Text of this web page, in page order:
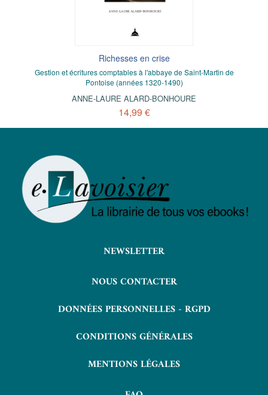
Richesses en crise
Gestion et écritures comptables à l'abbaye de Saint-Martin de
Pontoise (années 1320-1490)
ANNE-LAURE ALARD-BONHOURE
14,99 €
NEWSLETTER
NOUS CONTACTER
DONNÉES PERSONNELLES - RGPD
CONDITIONS GÉNÉRALES
MENTIONS LÉGALES